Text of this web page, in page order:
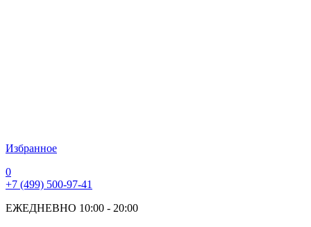
Избранное
0
+7 (499) 500-97-41
ЕЖЕДНЕВНО 10:00 - 20:00